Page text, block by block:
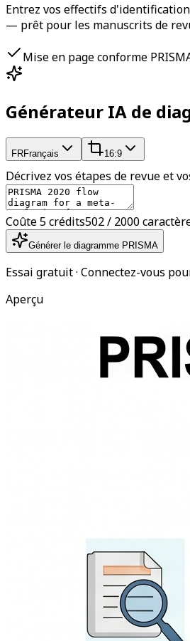
Entrez vos effectifs
— prêt pour les manuscrits de
Mise en page conforme
Générateur IA de
FRFrançais 16:9
Décrivez vos étapes de revue et
Coûte 5 crédits502 / 2000
Générer le diagramme PRISMA
Essai gratuit · Connectez-vous
Aperçu